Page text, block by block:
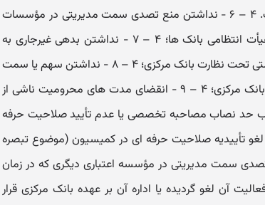
اسلامی و اصلاحات بعدی آن بر داوطلب. ۴ – ۶ - نداشتن منع تصدی سمت مدیریتی در مؤسسات
اعتباری ناشی از محکومیت قطعی در هیأت انتظامی بانک ها؛ ۴ – ۷ - نداشتن بدهی غیرجاری به
مؤسسات اعتباری اعم از دولتی یا غیردولتی تحت نظارت بانک مرکزی؛ ۴ – ۸ - نداشتن سهم یا سمت
در سایر مؤسسات اعتباری مگر با اجازه بانک مرکزی؛ ۴ – ۹ - انقضای مدت های محرومیت ناشی از
مواد ۸ یا ۱۳، عدم کسب حد نصاب مصاحبه تخصصی یا عدم تأیید صلاحیت حرفه
(موضوع ماده ۴۰) و یا لغو تأییدیه صلاحیت حرفه ای در کمیسیون (موضوع تبصره
سابقه تصدی سمت مدیریتی در مؤسسه اعتباری دیگری که در زمان
آن لغو گردیده یا اداره آن بر عهده بانک مرکزی قرار